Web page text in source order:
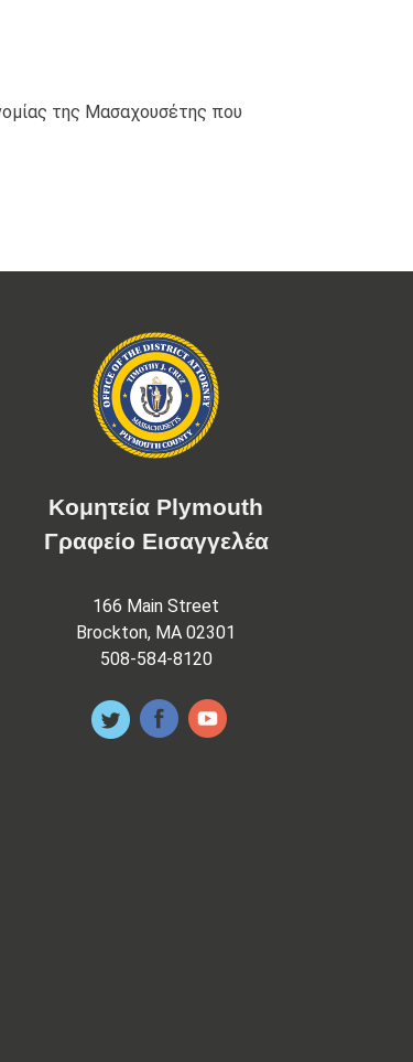
της Μασαχουσέτης που
Κομητεία Plymouth
Γραφείο Εισαγγελέα
166 Main Street
Brockton, MA 02301
508-584-8120